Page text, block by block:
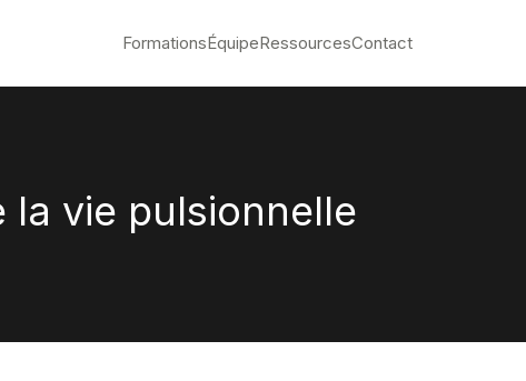
FormationsÉquipeRessourcesContact
la vie pulsionnelle